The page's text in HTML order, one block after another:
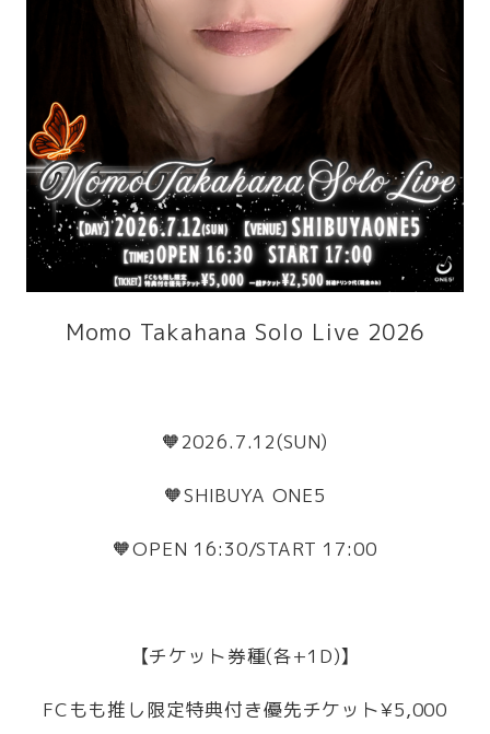
Momo Takahana Solo Live 2026
🧡2026.7.12(SUN)
🧡SHIBUYA ONE5
🧡OPEN 16:30/START 17:00
【チケット券種(各+1D)】
FCもも推し限定特典付き優先チケット¥5,000